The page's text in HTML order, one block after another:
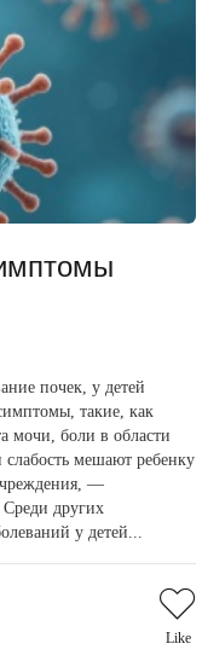
почек, у детей
такие, как
мочи, боли в области
мешают ребенку
—
других
у детей...
Like